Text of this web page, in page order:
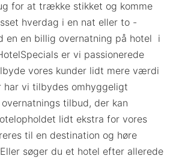
for at trække stikket og komme
hverdag i en nat eller to -
en en billig overnatning på hotel i
er vi passionerede
vores kunder lidt mere værdi
har vi tilbydes omhyggeligt
tilbud, der kan
lidt ekstra for vores
til en destination og høre
søger du et hotel efter allerede